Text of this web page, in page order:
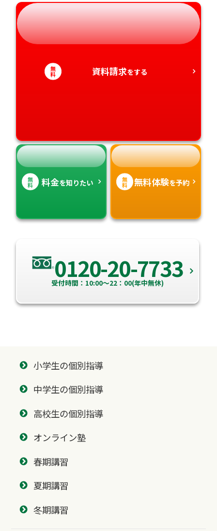
岐阜県
静岡県
愛知県
奈良県
和歌山県
山口県
徳島県
香川県
熊本県
大分県
宮崎県
無
料 資料請求をする
無
料 料金を知りたい 無
料 無料体験を予約
0120-20-7733
受付時間：10:00～22：00(年中無休)
小学生の個別指導
中学生の個別指導
高校生の個別指導
オンライン塾
春期講習
夏期講習
冬期講習